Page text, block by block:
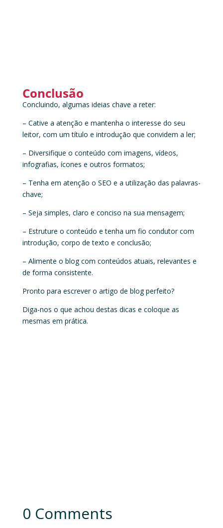
Conclusão
Concluindo, algumas ideias chave a reter:
– Cative a atenção e mantenha o interesse do seu
leitor, com um título e introdução que convidem a ler;
– Diversifique o conteúdo com imagens, vídeos,
infografias, ícones e outros formatos;
– Tenha em atenção o SEO e a utilização das palavras-
chave;
– Seja simples, claro e conciso na sua mensagem;
– Estruture o conteúdo e tenha um fio condutor com
introdução, corpo de texto e conclusão;
– Alimente o blog com conteúdos atuais, relevantes e
de forma consistente.
Pronto para escrever o artigo de blog perfeito?
Diga-nos o que achou destas dicas e coloque as
mesmas em prática.
0 Comments